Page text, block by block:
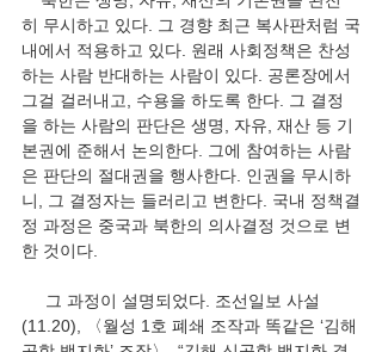
히 무시하고 있다. 그 경향 최근 복사판처럼 국
내에서 적용하고 있다. 원래 사회정책은 찬성
하는 사람 반대하는 사람이 있다. 공론장에서
그걸 걸러내고, 수용을 하도록 한다. 그 결정
을 하는 사람의 판단은 생명, 자유, 재산 등 기
본권에 준해서 논의한다. 그에 참여하는 사람
은 판단의 절대권을 행사한다. 인권을 무시하
니, 그 결정자는 들러리고 변한다. 국내 정책결
정 과정은 중국과 북한의 의사결정 것으로 변
한 것이다.
(11.20), 〈월성 1호 폐쇄 조작과 똑같은 ‘김해